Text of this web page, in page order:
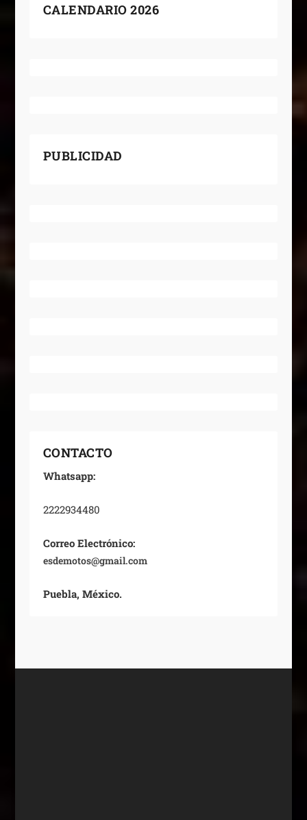
CALENDARIO 2026
PUBLICIDAD
CONTACTO
Whatsapp:
2222934480
Correo Electrónico:
esdemotos@gmail.com
Puebla, México.